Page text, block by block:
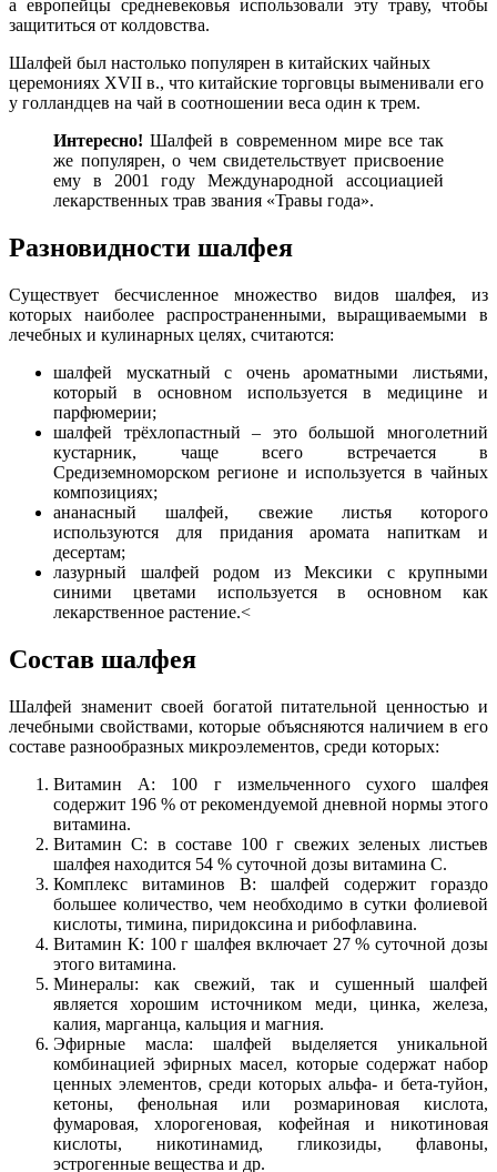
а европейцы средневековья использовали эту траву, чтобы
защититься от колдовства.
Шалфей был настолько популярен в китайских чайных
церемониях ХVII в., что китайские торговцы выменивали его
у голландцев на чай в соотношении веса один к трем.
Интересно! Шалфей в современном мире все так
же популярен, о чем свидетельствует присвоение
ему в 2001 году Международной ассоциацией
лекарственных трав звания «Травы года».
Разновидности шалфея
Существует бесчисленное множество видов шалфея, из
которых наиболее распространенными, выращиваемыми в
лечебных и кулинарных целях, считаются:
шалфей мускатный с очень ароматными листьями,
который в основном используется в медицине и
парфюмерии;
шалфей трёхлопастный – это большой многолетний
кустарник, чаще всего встречается в
Средиземноморском регионе и используется в чайных
композициях;
ананасный шалфей, свежие листья которого
используются для придания аромата напиткам и
десертам;
лазурный шалфей родом из Мексики с крупными
синими цветами используется в основном как
лекарственное растение.<
Состав шалфея
Шалфей знаменит своей богатой питательной ценностью и
лечебными свойствами, которые объясняются наличием в его
составе разнообразных микроэлементов, среди которых:
Витамин А: 100 г измельченного сухого шалфея
содержит 196 % от рекомендуемой дневной нормы этого
витамина.
Витамин С: в составе 100 г свежих зеленых листьев
шалфея находится 54 % суточной дозы витамина С.
Комплекс витаминов В: шалфей содержит гораздо
большее количество, чем необходимо в сутки фолиевой
кислоты, тимина, пиридоксина и рибофлавина.
Витамин К: 100 г шалфея включает 27 % суточной дозы
этого витамина.
Минералы: как свежий, так и сушенный шалфей
является хорошим источником меди, цинка, железа,
калия, марганца, кальция и магния.
Эфирные масла: шалфей выделяется уникальной
комбинацией эфирных масел, которые содержат набор
ценных элементов, среди которых альфа- и бета-туйон,
кетоны, фенольная или розмариновая кислота,
фумаровая, хлорогеновая, кофейная и никотиновая
кислоты, никотинамид, гликозиды, флавоны,
эстрогенные вещества и др.